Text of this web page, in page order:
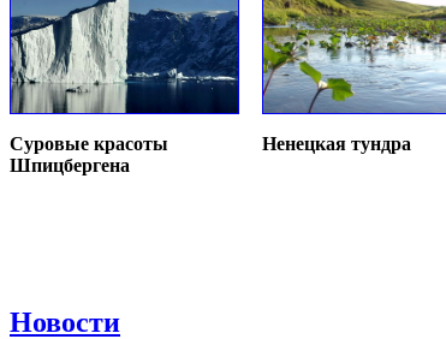
Суровые красоты
Шпицбергена
Ненецкая тундра
Новости